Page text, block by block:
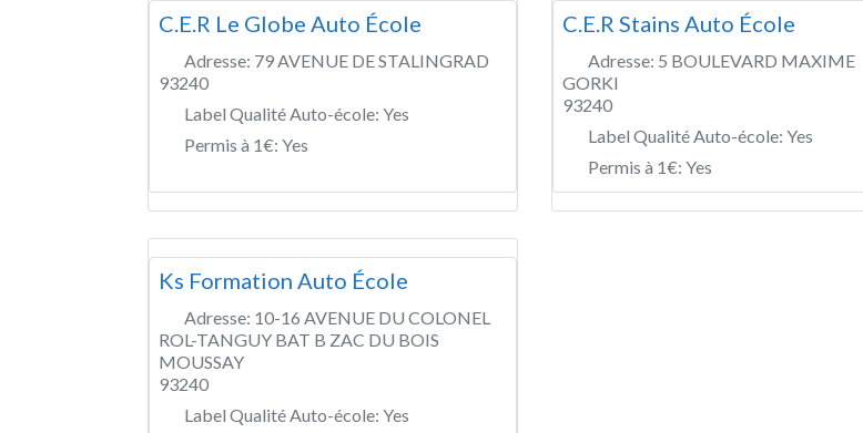
C.E.R Le Globe Auto École
Adresse: 79 AVENUE DE STALINGRAD
93240
Label Qualité Auto-école: Yes
Permis à 1€: Yes
C.E.R Stains Auto École
Adresse: 5 BOULEVARD MAXIME
GORKI
93240
Label Qualité Auto-école: Yes
Permis à 1€: Yes
Ks Formation Auto École
Adresse: 10-16 AVENUE DU COLONEL
ROL-TANGUY BAT B ZAC DU BOIS
MOUSSAY
93240
Label Qualité Auto-école: Yes